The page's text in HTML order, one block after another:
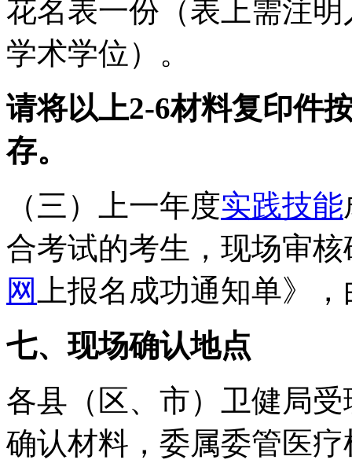
花名表一份（表上需注
学术学位）。
请将以上2-6材料复印件
存。
（三）上一年度实践技能
合考试的考生，现场审
网
上报名成功通知单》
七、现场确认地点
各县（区、市）卫健局
确认材料，委属委管医